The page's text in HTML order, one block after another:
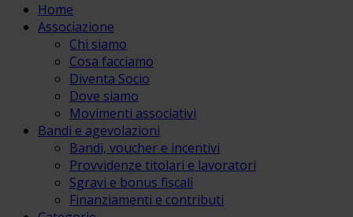
Home
Associazione
Chi siamo
Cosa facciamo
Diventa Socio
Dove siamo
Movimenti associativi
Bandi e agevolazioni
Bandi, voucher e incentivi
Provvidenze titolari e lavoratori
Sgravi e bonus fiscali
Finanziamenti e contributi